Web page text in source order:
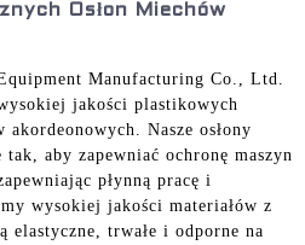
Osłon Miechów
Manufacturing Co., Ltd.
jakości plastikowych
akordeonowych. Nasze osłony
aby zapewniać ochronę maszyn
płynną pracę i
wysokiej jakości materiałów z
elastyczne, trwałe i odporne na